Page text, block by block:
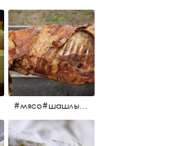
#мясо#шашлык#шашлыкмашлык #пальчикиоближешь